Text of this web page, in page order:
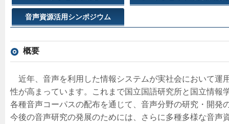
音声資源活用シンポジウム
概要
近年、音声を利用した情報システムが実社会において運
性が高まっています。これまで国立国語研究所と国立情報
各種音声コーパスの配布を通じて、音声分野の研究・開発
今後の音声研究の発展のためには、さらに多種多様な音声